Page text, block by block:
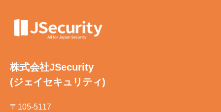
株式会社JSecurity
(ジェイセキュリティ)
〒105-5117